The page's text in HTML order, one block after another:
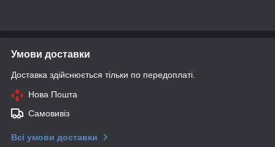
Умови доставки
Доставка здійснюється тільки по передоплаті.
Нова Пошта
Самовивіз
Всі умови доставки